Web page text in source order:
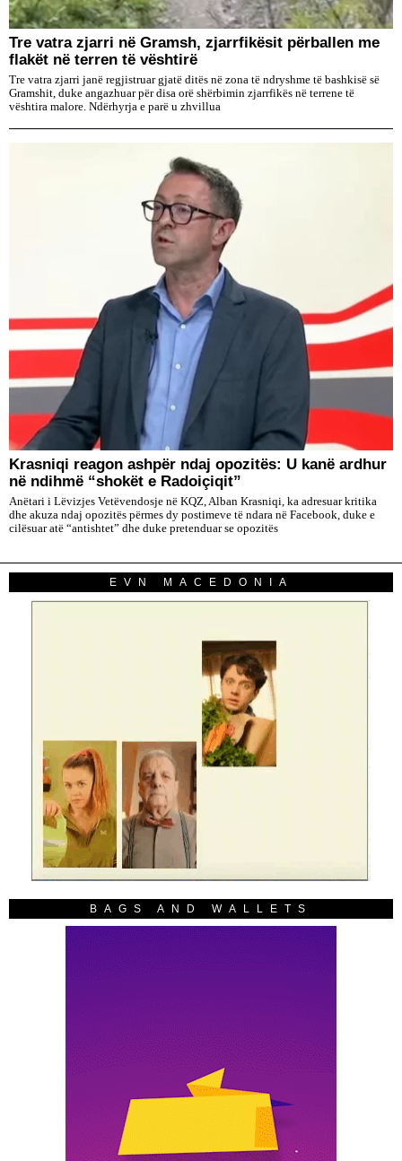
Tre vatra zjarri në Gramsh, zjarrfikësit përballen me
flakët në terren të vështirë
Tre vatra zjarri janë regjistruar gjatë ditës në zona të ndryshme të bashkisë së
Gramshit, duke angazhuar për disa orë shërbimin zjarrfikës në terrene të
vështira malore. Ndërhyrja e parë u zhvillua
​Krasniqi reagon ashpër ndaj opozitës: U kanë ardhur
në ndihmë “shokët e Radoiçiqit”
Anëtari i Lëvizjes Vetëvendosje në KQZ, Alban Krasniqi, ka adresuar kritika
dhe akuza ndaj opozitës përmes dy postimeve të ndara në Facebook, duke e
cilësuar atë “antishtet” dhe duke pretenduar se opozitës
EVN MACEDONIA
BAGS AND WALLETS